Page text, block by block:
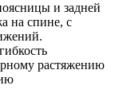
и задней
на спине, с
растяжению